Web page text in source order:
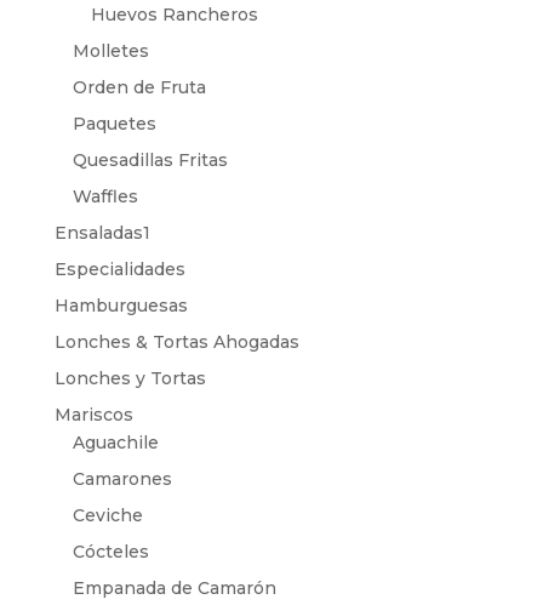
Huevos Rancheros
Molletes
Orden de Fruta
Paquetes
Quesadillas Fritas
Waffles
Ensaladas1
Especialidades
Hamburguesas
Lonches & Tortas Ahogadas
Lonches y Tortas
Mariscos
Aguachile
Camarones
Ceviche
Cócteles
Empanada de Camarón